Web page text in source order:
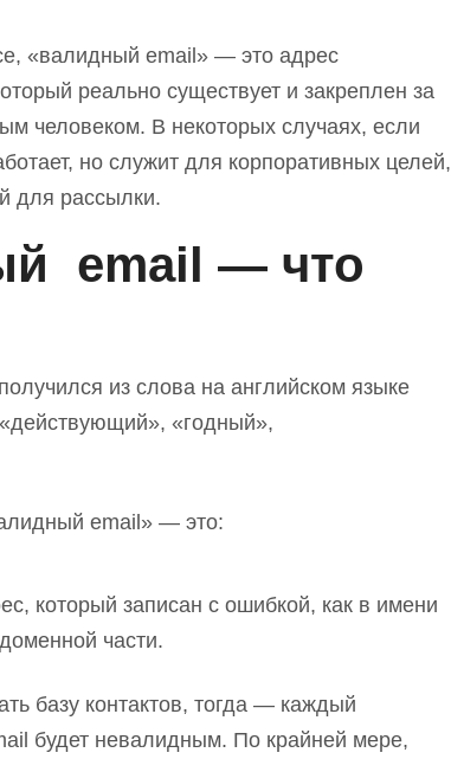
«валидный email» — это адрес
реально существует и закреплен за
человеком. В некоторых случаях, если
но служит для корпоративных целей,
для рассылки.
email — что
из слова на английском языке
«годный»,
email» — это:
который записан с ошибкой, как в имени
части.
базу контактов, тогда — каждый
будет невалидным. По крайней мере,